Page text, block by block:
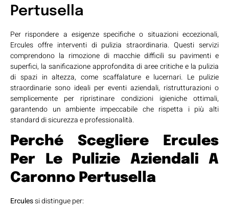
Pertusella
Per rispondere a esigenze specifiche o situazioni eccezionali,
Ercules offre interventi di pulizia straordinaria. Questi servizi
comprendono la rimozione di macchie difficili su pavimenti e
superfici, la sanificazione approfondita di aree critiche e la pulizia
di spazi in altezza, come scaffalature e lucernari. Le pulizie
straordinarie sono ideali per eventi aziendali, ristrutturazioni o
semplicemente per ripristinare condizioni igieniche ottimali,
garantendo un ambiente impeccabile che rispetta i più alti
standard di sicurezza e professionalità.
Perché Scegliere Ercules
Per Le Pulizie Aziendali A
Caronno Pertusella
Erculessi distingue per: